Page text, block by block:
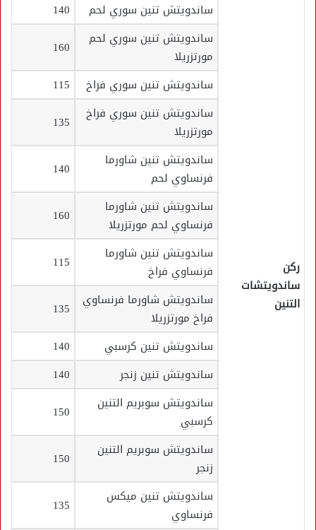
ركن
ساندويتشات
التنين
ساندويتش تنين سوري لحم
140
ساندويتش تنين سوري لحم
مورتزريلا
160
ساندويتش تنين سوري فراخ
115
ساندويتش تنين سوري فراخ
مورتزريلا
135
ساندويتش تنين شاورما
فرنساوي لحم
140
ساندويتش تنين شاورما
فرنساوي لحم مورتزريلا
160
ساندويتش تنين شاورما
فرنساوي فراخ
115
ساندويتش شاورما فرنساوي
فراخ مورتزريلا
135
ساندويتش تنين كرسبي
140
ساندويتش تنين زنجر
140
ساندويتش سوبريم التنين
كرسبي
150
ساندويتش سوبريم التنين
زنجر
150
ساندويتش تنين ميكس
فرنساوي
135